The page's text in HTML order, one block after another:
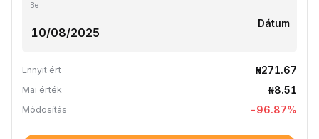
Be
Dátum
Ennyit ért ₦271.67
Mai érték ₦8.51
Módosítás -96.87%